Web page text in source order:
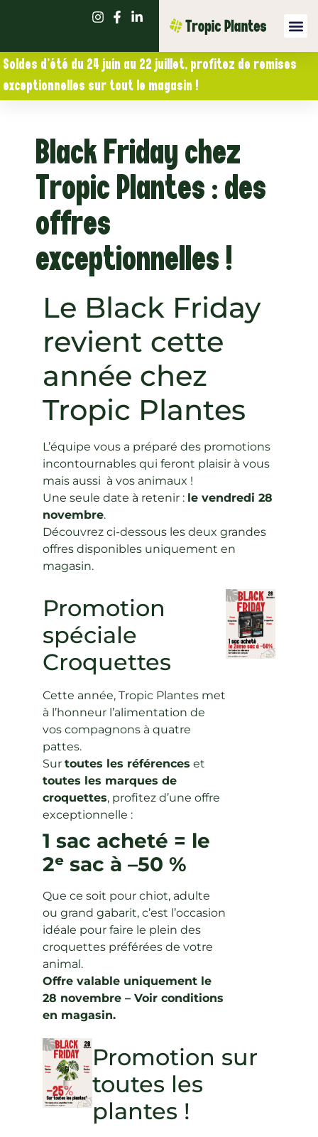
Soldes d’été du 24 juin au 22 juillet, profitez de remises
exceptionnelles sur tout le magasin !
Black Friday chez
Tropic Plantes : des
offres
exceptionnelles !
Le Black Friday
revient cette
année chez
Tropic Plantes
L’équipe vous a préparé des promotions
incontournables qui feront plaisir à vous
mais aussi à vos animaux !
Une seule date à retenir : le vendredi 28
novembre.
Découvrez ci-dessous les deux grandes
offres disponibles uniquement en
magasin.
Promotion
spéciale
Croquettes
Cette année, Tropic Plantes met
à l’honneur l’alimentation de
vos compagnons à quatre
pattes.
Sur toutes les références et
toutes les marques de
croquettes, profitez d’une offre
exceptionnelle :
1 sac acheté = le
2ᵉ sac à –50 %
Que ce soit pour chiot, adulte
ou grand gabarit, c’est l’occasion
idéale pour faire le plein des
croquettes préférées de votre
animal.
Offre valable uniquement le
28 novembre – Voir conditions
en magasin.
Promotion sur
toutes les
plantes !